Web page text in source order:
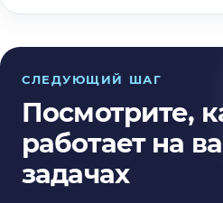
СЛЕДУЮЩИЙ ШАГ
Посмотрите,
работает на
задачах